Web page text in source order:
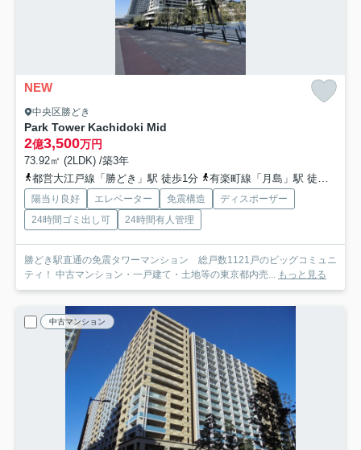
NEW
中央区勝どき
Park Tower Kachidoki Mid
2億3,500万円
73.92㎡ (2LDK) /築3年
都営大江戸線「勝どき」駅 徒歩1分
有楽町線「月島」駅 徒歩15分
陽当り良好 エレベーター 免震構造
ディスポーザー
24時間ゴミ出し可
24時間有人管理
勝どき駅直通の免震タワーマンション 総戸数1121戸のビッグコミュニ
ティ！ 中古マンション・一戸建て・土地等の東京都内売...
もっと見る
中古マンション